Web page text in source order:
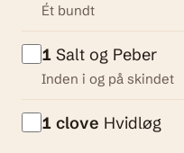
Ét bundt
1Salt og Peber
Inden i og på skindet
1 clove Hvidløg